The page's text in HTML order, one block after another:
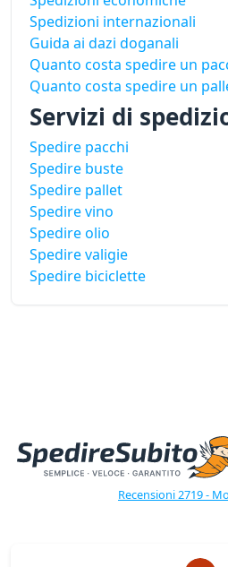
Spedizioni internazionali
Guida ai dazi doganali
Quanto costa spedire un
Quanto costa spedire un
Servizi di
Spedire pacchi
Spedire buste
Spedire pallet
Spedire vino
Spedire olio
Spedire valigie
Spedire biciclette
Recensioni 2719 -